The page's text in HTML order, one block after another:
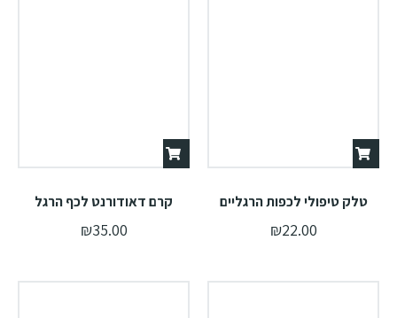
טלק טיפולי לכפות הרגליים
₪22.00
קרם דאודורנט לכף הרגל
₪35.00